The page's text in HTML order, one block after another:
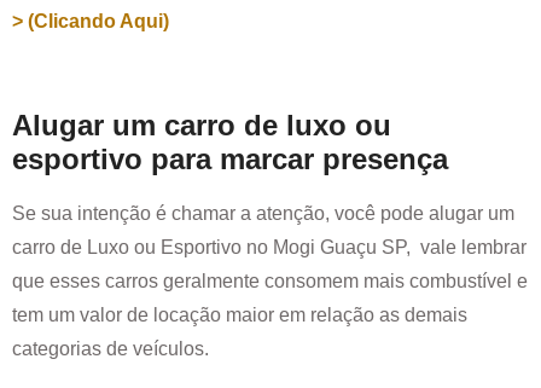
> (Clicando Aqui)
Alugar um carro de luxo ou
esportivo para marcar presença
Se sua intenção é chamar a atenção, você pode alugar um
carro de Luxo ou Esportivo no Mogi Guaçu SP, vale lembrar
que esses carros geralmente consomem mais combustível e
tem um valor de locação maior em relação as demais
categorias de veículos.